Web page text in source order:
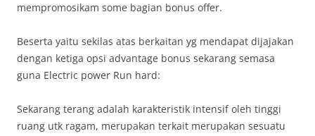
mempromosikam some bagian bonus offer.
Beserta yaitu sekilas atas berkaitan yg mendapat dijajakan
dengan ketiga opsi advantage bonus sekarang semasa
guna Electric power Run hard:
Sekarang terang adalah karakteristik intensif oleh tinggi
ruang utk ragam, merupakan terkait merupakan sesuatu